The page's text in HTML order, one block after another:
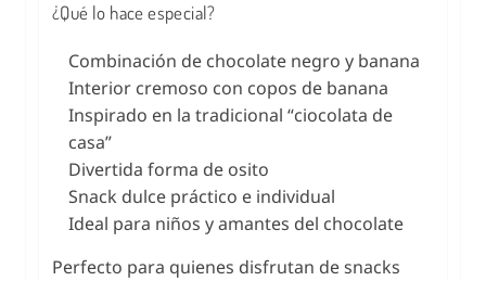
¿Qué lo hace especial?
Combinación de chocolate negro y banana
Interior cremoso con copos de banana
Inspirado en la tradicional “ciocolata de
casa”
Divertida forma de osito
Snack dulce práctico e individual
Ideal para niños y amantes del chocolate
Perfecto para quienes disfrutan de snacks